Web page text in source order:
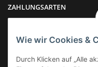
ZAHLUNGSARTEN
Wie wir Cookies &
Durch Klicken auf „Alle